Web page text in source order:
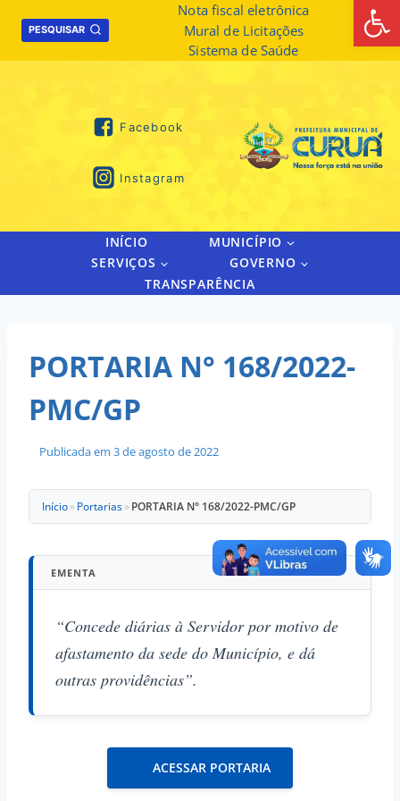
PESQUISAR
Nota fiscal eletrônica
Mural de Licitações
Sistema de Saúde
Facebook
Instagram
INÍCIO
MUNICÍPIO
SERVIÇOS
GOVERNO
TRANSPARÊNCIA
PORTARIA N° 168/2022-
PMC/GP
Publicada em 3 de agosto de 2022
Início» Portarias» PORTARIA N° 168/2022-PMC/GP
EMENTA
“Concede diárias à Servidor por motivo de
afastamento da sede do Município, e dá
outras providências”.
ACESSAR PORTARIA